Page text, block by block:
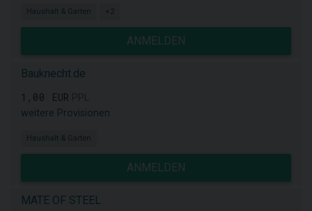
Haushalt & Garten +2
ANMELDEN
Bauknecht.de
1,00 EUR
weitere Provisionen
Haushalt & Garten
ANMELDEN
MATE OF STEEL